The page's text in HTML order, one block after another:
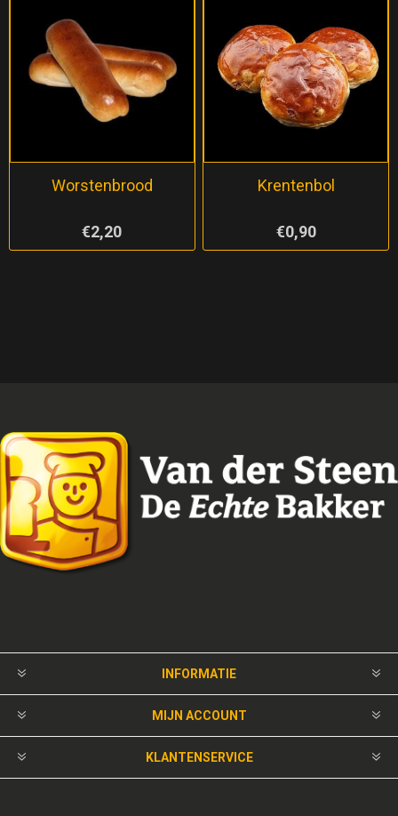
Worstenbrood
€2,20
Krentenbol
€0,90
INFORMATIE
MIJN ACCOUNT
KLANTENSERVICE